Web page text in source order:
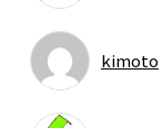
kimoto